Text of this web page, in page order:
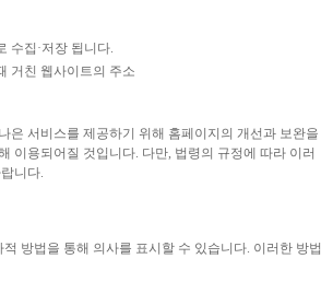
수집·저장 됩니다.
거친 웹사이트의 주소
은 서비스를 제공하기 위해 홈페이지의 개선과 보완을
이용되어질 것입니다. 다만, 법령의 규정에 따라 이러
니다.
방법을 통해 의사를 표시할 수 있습니다. 이러한 방법